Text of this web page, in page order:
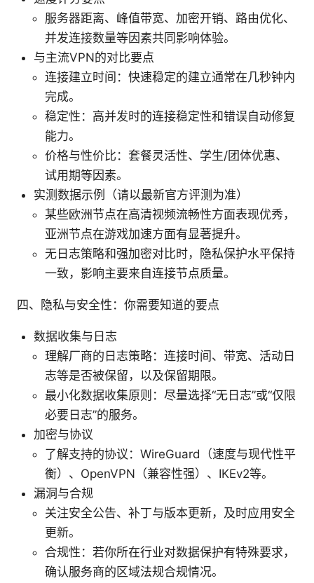
服务器距离、峰值带宽、加密开销、路由优化、
并发连接数量等因素共同影响体验。
与主流VPN的对比要点
连接建立时间：快速稳定的建立通常在几秒钟内
完成。
稳定性：高并发时的连接稳定性和错误自动修复
能力。
价格与性价比：套餐灵活性、学生/团体优惠、
试用期等因素。
实测数据示例（请以最新官方评测为准）
某些欧洲节点在高清视频流畅性方面表现优秀，
亚洲节点在游戏加速方面有显著提升。
无日志策略和强加密对比时，隐私保护水平保持
一致，影响主要来自连接节点质量。
四、隐私与安全性：你需要知道的要点
数据收集与日志
理解厂商的日志策略：连接时间、带宽、活动日
志等是否被保留，以及保留期限。
最小化数据收集原则：尽量选择“无日志”或“仅限
必要日志”的服务。
加密与协议
了解支持的协议：WireGuard（速度与现代性平
衡）、OpenVPN（兼容性强）、IKEv2等。
漏洞与合规
关注安全公告、补丁与版本更新，及时应用安全
更新。
合规性：若你所在行业对数据保护有特殊要求，
确认服务商的区域法规合规情况。